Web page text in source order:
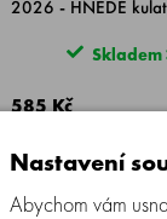
2026 - HNĚDÉ
Skladem
585 Kč
Nastavení
Abychom vám